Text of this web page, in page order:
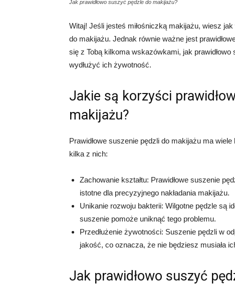
Jak prawidłowo suszyć pędzle do makijażu?
Witaj! Jeśli jesteś miłośniczką makijażu, wiesz
do makijażu. Jednak równie ważne jest
się z Tobą kilkoma wskazówkami, jak
wydłużyć ich żywotność.
Jakie są korzyści
makijażu?
Prawidłowe suszenie pędzli do makijażu ma
kilka z nich:
Zachowanie kształtu: Prawidłowe suszenie
istotne dla precyzyjnego nakładania makijażu.
Unikanie rozwoju bakterii: Wilgotne pędzle są
suszenie pomoże uniknąć tego problemu.
Przedłużenie żywotności: Suszenie pędzli w
jakość, co oznacza, że nie będziesz musiała
Jak prawidłowo suszyć